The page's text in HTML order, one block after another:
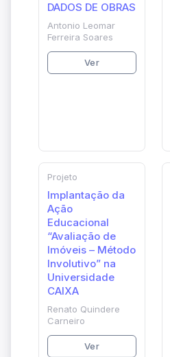
DADOS DE OBRAS
Antonio Leomar
Ferreira Soares
Ver
Projeto
Implantação da
Ação
Educacional
“Avaliação de
Imóveis – Método
Involutivo” na
Universidade
CAIXA
Renato Quindere
Carneiro
Ver